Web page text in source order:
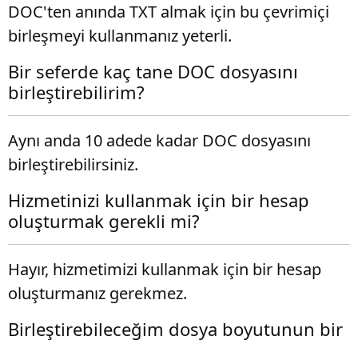
DOC'ten anında TXT almak için bu çevrimiçi
birleşmeyi kullanmanız yeterli.
Bir seferde kaç tane DOC dosyasını
birleştirebilirim?
Aynı anda 10 adede kadar DOC dosyasını
birleştirebilirsiniz.
Hizmetinizi kullanmak için bir hesap
oluşturmak gerekli mi?
Hayır, hizmetimizi kullanmak için bir hesap
oluşturmanız gerekmez.
Birleştirebileceğim dosya boyutunun bir